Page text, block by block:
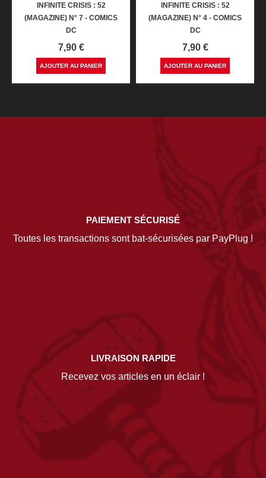
INFINITE CRISIS : 52
(MAGAZINE) N° 7 - COMICS
DC
Prix
7,90 €
AJOUTER AU PANIER
INFINITE CRISIS : 52
(MAGAZINE) N° 4 - COMICS
DC
Prix
7,90 €
AJOUTER AU PANIER
PAIEMENT SÉCURISÉ
Toutes les transactions sont bat-sécurisées par PayPlug !
LIVRAISON RAPIDE
Recevez vos articles en un éclair !